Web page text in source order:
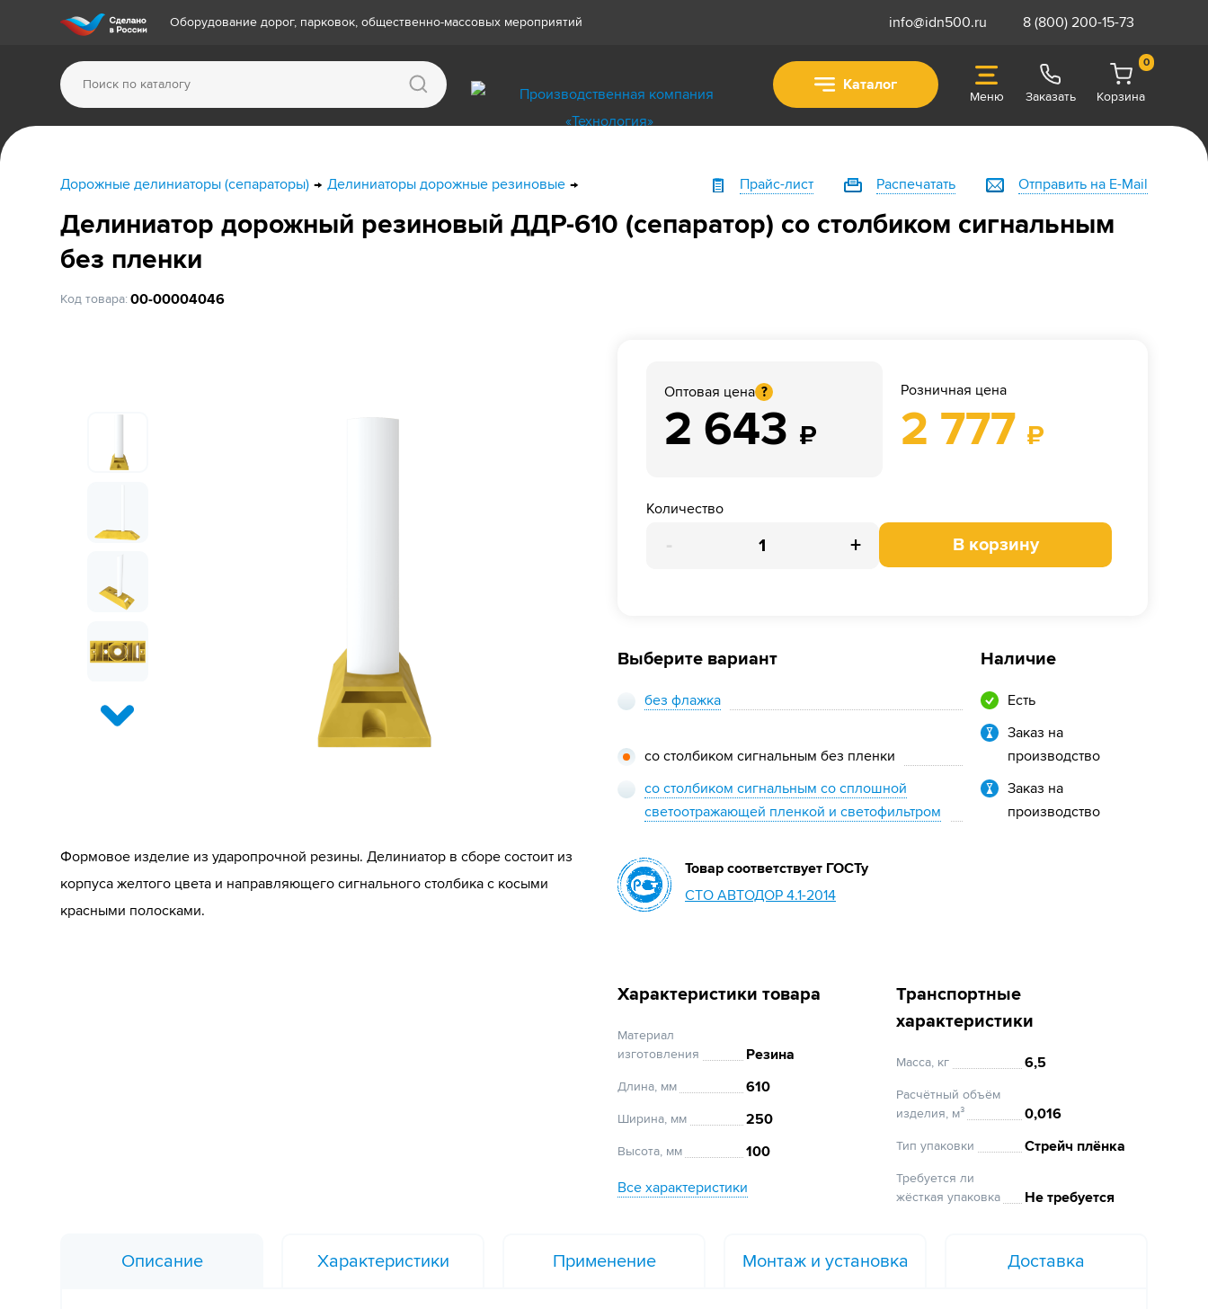
Оборудование дорог, парковок, общественно-массовых мероприятий info@idn500.ru 8 (800) 200-15-73
Каталог
Меню Заказать
0
Корзина
Дорожные делиниаторы (сепараторы) Делиниаторы дорожные резиновые Прайс-лист Распечатать Отправить на E-Mail
Делиниатор дорожный резиновый ДДР-610 (сепаратор) со столбиком сигнальным
без пленки
Код товара: 00-00004046
Формовое изделие из ударопрочной резины. Делиниатор в сборе состоит из
корпуса желтого цвета и направляющего сигнального столбика c косыми
красными полосками.
Оптовая цена ?
2 643 ₽
Розничная цена
2 777 ₽
Количество
- + В корзину
Выберите вариант Наличие
без флажка Есть
со столбиком сигнальным без пленки
Заказ на
производство
со столбиком сигнальным со сплошной
светоотражающей пленкой и светофильтром
Заказ на
производство
Товар соответствует ГОСТу
СТО АВТОДОР 4.1-2014
Характеристики товара
Материал
изготовления
Резина
Длина, мм 610
Ширина, мм 250
Высота, мм
100
Все характеристики
Транспортные
характеристики
Масса, кг 6,5
Расчётный объём
изделия, м³
0,016
Тип упаковки Стрейч плёнка
Требуется ли
жёсткая упаковка
Не требуется
Описание Характеристики Применение Монтаж и установка Доставка